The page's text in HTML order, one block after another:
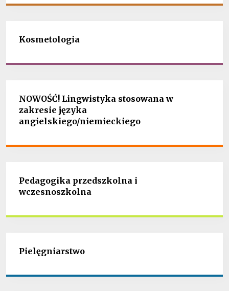
Kosmetologia
NOWOŚĆ! Lingwistyka stosowana w
zakresie języka
angielskiego/niemieckiego
Pedagogika przedszkolna i
wczesnoszkolna
Pielęgniarstwo